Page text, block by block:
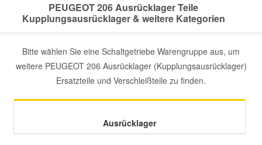
PEUGEOT 206 Ausrücklager Teile
Kupplungsausrücklager & weitere Kategorien
Bitte wählen Sie eine Schaltgetriebe Warengruppe aus, um
weitere PEUGEOT 206 Ausrücklager (Kupplungsausrücklager)
Ersatzteile und Verschleißteile zu finden.
Ausrücklager
Mercedes Ersatzteile
Mini Ersatzteile
Mitsubishi Ersatzteile